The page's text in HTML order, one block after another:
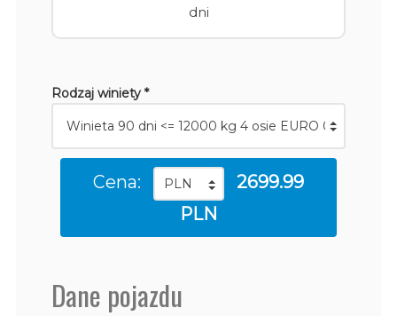
dni
Rodzaj winiety *
Cena:
2699.99
PLN
Dane pojazdu